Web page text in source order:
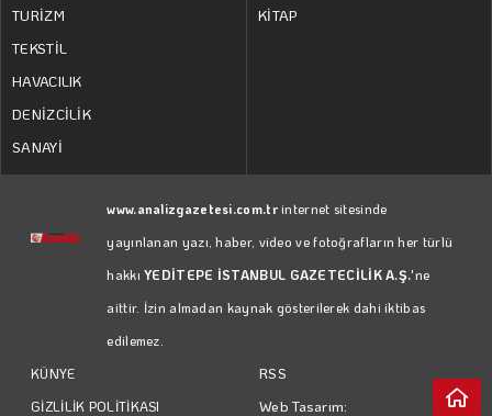
TURİZM
TEKSTİL
HAVACILIK
DENİZCİLİK
SANAYİ
KİTAP
www.analizgazetesi.com.trinternet sitesinde
yayınlanan yazı, haber, video ve fotoğrafların her türlü
hakkıYEDİTEPE İSTANBUL GAZETECİLİK A.Ş.'ne
aittir. İzin almadan kaynak gösterilerek dahi iktibas
edilemez.
KÜNYE
GİZLİLİK POLİTİKASI
RSS
Web Tasarım: